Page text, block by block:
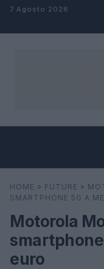
Salta al contenuto
7 Agosto 2026
Cerca
HOME » FUTURE »
SMARTPHONE 5G A
Motorola
euro